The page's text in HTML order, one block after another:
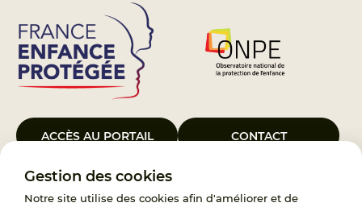
Gestion des cookies
Notre site utilise des cookies afin d'améliorer et de
ACCÈS AU PORTAIL CONTACT
Le Groupement d’Intérêt Public France Enfance Protégée, créé le 5
janvier 2023, a pour objet d’assurer les missions de service public du